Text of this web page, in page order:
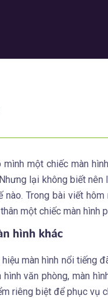
một chiếc màn
lại không biết
Trong bài viết
một chiếc màn hình
hình khác
màn hình nổi tiếng
văn phòng, màn
riêng biệt để phục vụ